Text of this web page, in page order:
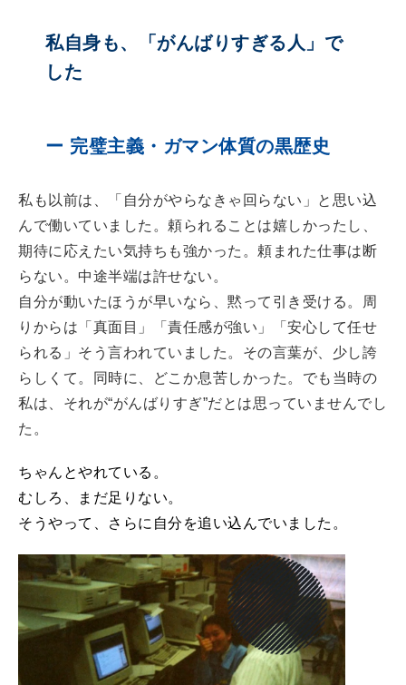
私自身も、「がんばりすぎる人」で
した
ー 完璧主義・ガマン体質の黒歴史
私も以前は、「自分がやらなきゃ回らない」と思い込
んで働いていました。頼られることは嬉しかったし、
期待に応えたい気持ちも強かった。頼まれた仕事は断
らない。中途半端は許せない。
自分が動いたほうが早いなら、黙って引き受ける。周
りからは「真面目」「責任感が強い」「安心して任せ
られる」そう言われていました。その言葉が、少し誇
らしくて。同時に、どこか息苦しかった。でも当時の
私は、それが“がんばりすぎ”だとは思っていませんでし
た。
ちゃんとやれている。
むしろ、まだ足りない。
そうやって、さらに自分を追い込んでいました。